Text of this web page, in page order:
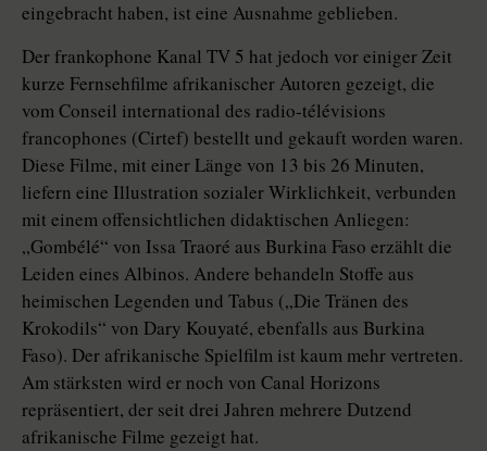
eingebracht haben, ist eine Ausnahme geblieben.
Der frankophone Kanal TV 5 hat jedoch vor einiger Zeit
kurze Fernsehfilme afrikanischer Autoren gezeigt, die
vom Conseil international des radio-télévisions
francophones (Cirtef) bestellt und gekauft worden waren.
Diese Filme, mit einer Länge von 13 bis 26 Minuten,
liefern eine Illustration sozialer Wirklichkeit, verbunden
mit einem offensichtlichen didaktischen Anliegen:
„Gombélé“ von Issa Traoré aus Burkina Faso erzählt die
Leiden eines Albinos. Andere behandeln Stoffe aus
heimischen Legenden und Tabus („Die Tränen des
Krokodils“ von Dary Kouyaté, ebenfalls aus Burkina
Faso). Der afrikanische Spielfilm ist kaum mehr vertreten.
Am stärksten wird er noch von Canal Horizons
repräsentiert, der seit drei Jahren mehrere Dutzend
afrikanische Filme gezeigt hat.